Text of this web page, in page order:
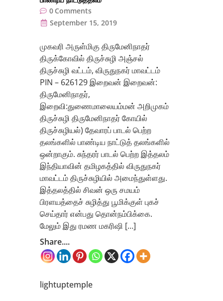
0 Comments
September 15, 2019
முகவரி அருள்மிகு திருமேனிநாதர்
திருக்கோவில் திருச்சுழி அஞ்சல்
திருச்சுழி வட்டம், விருதுநகர் மாவட்டம்
PIN – 626129 இறைவன் இறைவன்:
திருமேனிநாதர்,
இறைவி:துணைமாலையம்மன் அறிமுகம்
திருச்சுழி திருமேனிநாதர் கோயில்
திருச்சுழியல்) தேவாரப் பாடல் பெற்ற
தலங்களில் பாண்டிய நாட்டுத் தலங்களில்
ஒன்றாகும். சுந்தரர் பாடல் பெற்ற இத்தலம்
இந்தியாவின் தமிழகத்தில் விருதுநகர்
மாவட்டம் திருச்சுழியில் அமைந்துள்ளது.
இத்தலத்தில் சிவன் ஒரு சமயம்
பிரளயத்தைச் சுழித்து பூமிக்குள் புகச்
செய்தார் என்பது தொன்நம்பிக்கை.
மேலும் இது ரமண மகரிஷி […]
Share....
lightuptemple